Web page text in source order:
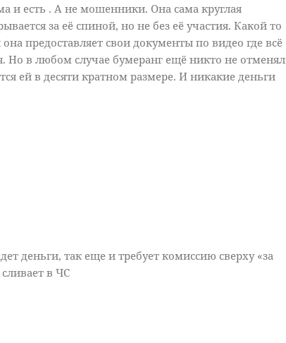
и есть . А не мошенники. Она сама круглая
за её спиной, но не без её участия. Какой то
предоставляет свои документы по видео где всё
Но в любом случае бумеранг ещё никто не отменял
ей в десяти кратном размере. И никакие деньги
деньги, так еще и требует комиссию сверху «за
в ЧС